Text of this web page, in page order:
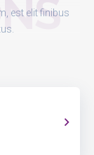
est elit finibus